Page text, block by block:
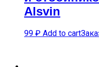
Alsvin
99 ₽ Add to cart